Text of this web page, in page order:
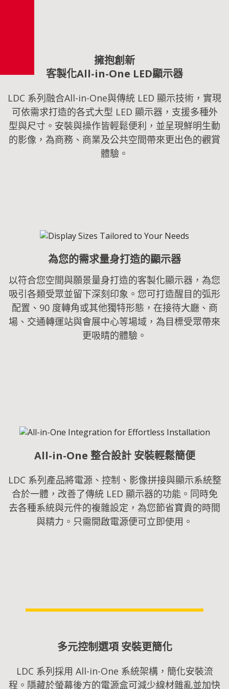
擁抱創新
客製化All-in-One LED顯示器
LDC 系列融合All-in-One與傳統 LED 顯示技術，實現
可依需求打造的各式大型 LED 顯示器，支援多種外
型與尺寸。安裝與操作皆輕鬆便利，並呈現鮮明生動
的影像，為商務、商業及公共空間帶來更出色的觀賞
體驗。
為您的需求量身打造的顯示器​
以符合您空間與願景量身打造的客製化顯示器，為您
吸引各類受眾並留下深刻印象。您可打造醒目的弧形
配置、90 度轉角或其他獨特形態，在接待大廳、商
場、交通轉運站與會展中心等場域，為目標受眾帶來
更吸睛的體驗。​
All-in-One 整合設計 安裝輕鬆簡便
LDC 系列產品將電源、控制、影像拼接與顯示系統整
合於一體，改善了傳統 LED 顯示器的功能。同時免
去各種系統與元件的複雜設定，為您節省寶貴的時間
與精力。只需開啟電源便可立即使用。
多元控制選項 安裝更簡化​
LDC 系列採用 All-in-One 系統架構，簡化安裝流
程。隱藏於螢幕後方的電源盒可減少線材雜亂並加快